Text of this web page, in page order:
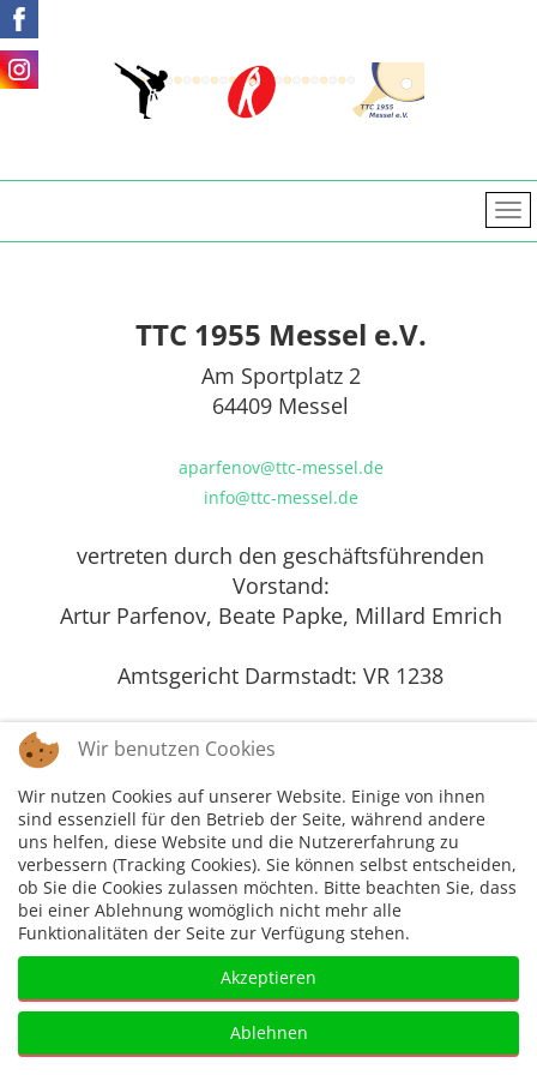
TTC 1955 Messel e.V.
Am Sportplatz 2
64409 Messel
aparfenov@ttc-messel.de
info@ttc-messel.de
vertreten durch den geschäftsführenden
Vorstand:
Artur Parfenov, Beate Papke, Millard Emrich
Amtsgericht Darmstadt: VR 1238
Impressum Disclaimer
Datenschutzer
klärung
Wir benutzen Cookies
Wir nutzen Cookies auf unserer Website. Einige von ihnen
sind essenziell für den Betrieb der Seite, während andere
uns helfen, diese Website und die Nutzererfahrung zu
verbessern (Tracking Cookies). Sie können selbst entscheiden,
ob Sie die Cookies zulassen möchten. Bitte beachten Sie, dass
bei einer Ablehnung womöglich nicht mehr alle
Funktionalitäten der Seite zur Verfügung stehen.
Akzeptieren
Ablehnen